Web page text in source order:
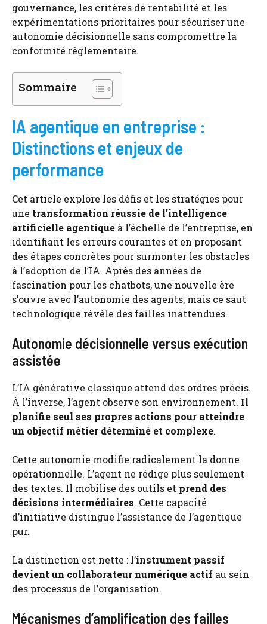
gouvernance, les critères de rentabilité et les
expérimentations prioritaires pour sécuriser une
autonomie décisionnelle sans compromettre la
conformité réglementaire.
Sommaire
IA agentique en entreprise :
Distinctions et enjeux de
performance
Cet article explore les défis et les stratégies pour
une transformation réussie de l’intelligence
artificielle agentique à l’échelle de l’entreprise, en
identifiant les erreurs courantes et en proposant
des étapes concrètes pour surmonter les obstacles
à l’adoption de l’IA. Après des années de
fascination pour les chatbots, une nouvelle ère
s’ouvre avec l’autonomie des agents, mais ce saut
technologique révèle des failles inattendues.
Autonomie décisionnelle versus exécution
assistée
L’IA générative classique attend des ordres précis.
À l’inverse, l’agent observe son environnement. Il
planifie seul ses propres actions pour atteindre
un objectif métier déterminé et complexe.
Cette autonomie modifie radicalement la donne
opérationnelle. L’agent ne rédige plus seulement
des textes. Il mobilise des outils et prend des
décisions intermédiaires. Cette capacité
d’initiative distingue l’assistance de l’agentique
pur.
La distinction est nette : l’instrument passif
devient un collaborateur numérique actif au sein
des processus de l’organisation.
Mécanismes d’amplification des failles